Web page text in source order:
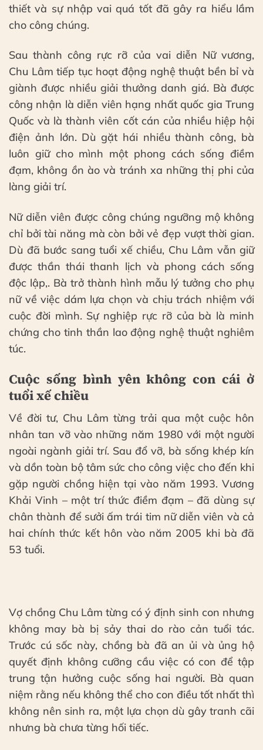
thiết và sự nhập vai quá tốt đã gây ra hiểu lầm
cho công chúng.
Sau thành công rực rỡ của vai diễn Nữ vương,
Chu Lâm tiếp tục hoạt động nghệ thuật bền bỉ và
giành được nhiều giải thưởng danh giá. Bà được
công nhận là diễn viên hạng nhất quốc gia Trung
Quốc và là thành viên cốt cán của nhiều hiệp hội
điện ảnh lớn. Dù gặt hái nhiều thành công, bà
luôn giữ cho mình một phong cách sống điềm
đạm, không ồn ào và tránh xa những thị phi của
làng giải trí.
Nữ diễn viên được công chúng ngưỡng mộ không
chỉ bởi tài năng mà còn bởi vẻ đẹp vượt thời gian.
Dù đã bước sang tuổi xế chiều, Chu Lâm vẫn giữ
được thần thái thanh lịch và phong cách sống
độc lập,. Bà trở thành hình mẫu lý tưởng cho phụ
nữ về việc dám lựa chọn và chịu trách nhiệm với
cuộc đời mình. Sự nghiệp rực rỡ của bà là minh
chứng cho tinh thần lao động nghệ thuật nghiêm
túc.
Cuộc sống bình yên không con cái ở
tuổi xế chiều
Về đời tư, Chu Lâm từng trải qua một cuộc hôn
nhân tan vỡ vào những năm 1980 với một người
ngoài ngành giải trí. Sau đổ vỡ, bà sống khép kín
và dồn toàn bộ tâm sức cho công việc cho đến khi
gặp người chồng hiện tại vào năm 1993. Vương
Khải Vinh – một trí thức điềm đạm – đã dùng sự
chân thành để sưởi ấm trái tim nữ diễn viên và cả
hai chính thức kết hôn vào năm 2005 khi bà đã
53 tuổi.
Vợ chồng Chu Lâm từng có ý định sinh con nhưng
không may bà bị sảy thai do rào cản tuổi tác.
Trước cú sốc này, chồng bà đã an ủi và ủng hộ
quyết định không cưỡng cầu việc có con để tập
trung tận hưởng cuộc sống hai người. Bà quan
niệm rằng nếu không thể cho con điều tốt nhất thì
không nên sinh ra, một lựa chọn dù gây tranh cãi
nhưng bà chưa từng hối tiếc.